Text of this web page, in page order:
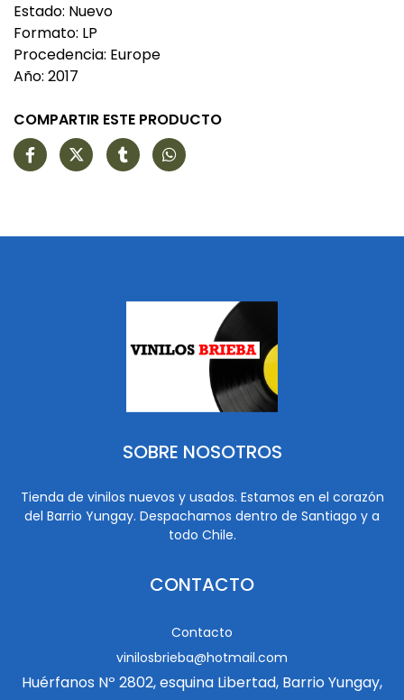
Estado: Nuevo
Formato: LP
Procedencia: Europe
Año: 2017
COMPARTIR ESTE PRODUCTO
SOBRE NOSOTROS
Tienda de vinilos nuevos y usados. Estamos en el corazón
del Barrio Yungay. Despachamos dentro de Santiago y a
todo Chile.
CONTACTO
Contacto
vinilosbrieba@hotmail.com
Huérfanos Nº 2802, esquina Libertad, Barrio Yungay,